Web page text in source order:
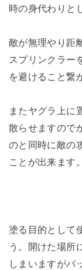
時の身代わりと
敵が無理やり距
スプリンクラー
を避けること繋
またヤグラ上に
散らせますので
のと同時に敵の
ことが出来ます。
塗る目的として
う。開けた場所
しまいますがバ